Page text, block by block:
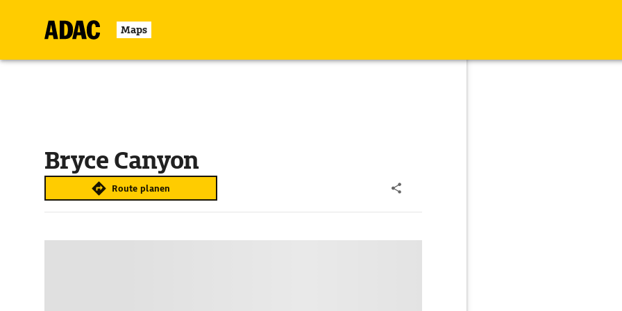
Maps
Bryce Canyon
Route planen